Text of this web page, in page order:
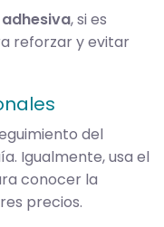
, si es
reforzar y evitar
del
Igualmente, usa el
conocer la
precios.